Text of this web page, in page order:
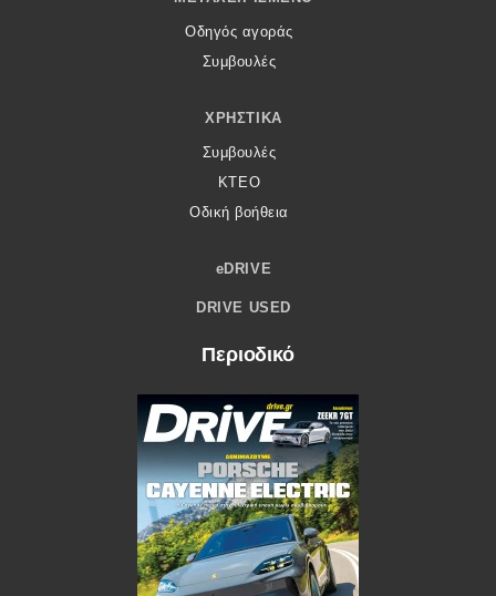
Οδηγός αγοράς
Συμβουλές
ΧΡΗΣΤΙΚΆ
Συμβουλές
ΚΤΕΟ
Οδική βοήθεια
eDRIVE
DRIVE USED
Περιοδικό